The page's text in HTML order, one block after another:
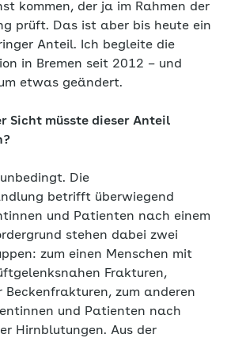
kommen, der ja im Rahmen der
prüft. Das ist aber bis heute ein
Anteil. Ich begleite die
in Bremen seit 2012 – und
etwas geändert.
Sicht müsste dieser Anteil
Die
betrifft überwiegend
und Patienten nach einem
stehen dabei zwei
zum einen Menschen mit
Frakturen,
Beckenfrakturen, zum anderen
und Patienten nach
Hirnblutungen. Aus der